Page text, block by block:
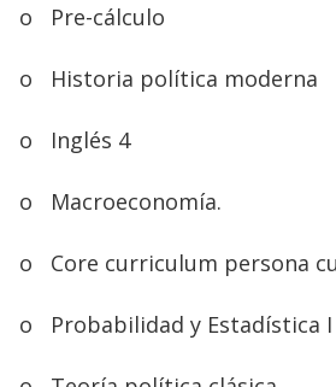
o Pre-cálculo
o Historia política moderna
o Inglés 4
o Macroeconomía.
o Core curriculum persona
o Probabilidad y Estadística I